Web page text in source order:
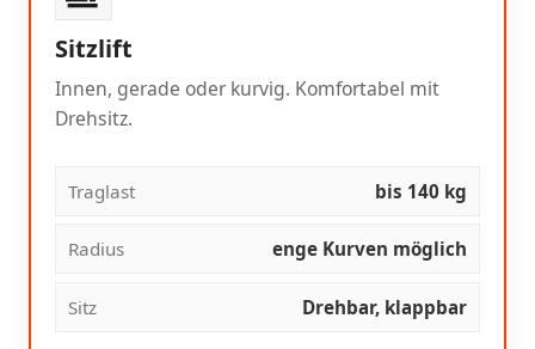
Sitzlift
Innen, gerade oder kurvig. Komfortabel mit
Drehsitz.
Traglast bis 140 kg
Radius enge Kurven möglich
Sitz Drehbar, klappbar